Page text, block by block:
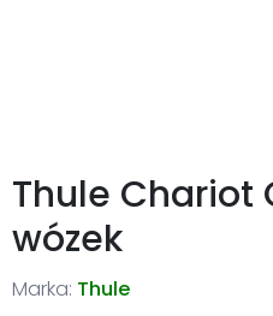
Thule Chariot
wózek
Marka: Thule